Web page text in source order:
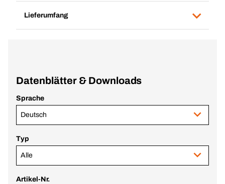
Lieferumfang
Datenblätter & Downloads
Sprache
Deutsch
Typ
Alle
Artikel-Nr.